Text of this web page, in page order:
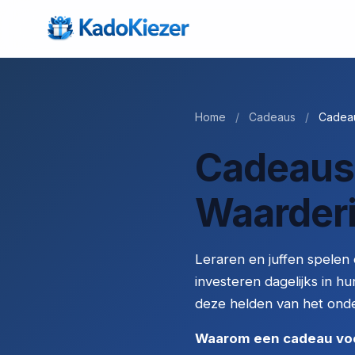
Home / Cadeaus /
Leraren en juffen
investeren dagelijks in
deze helden van het
Waarom een cadeau